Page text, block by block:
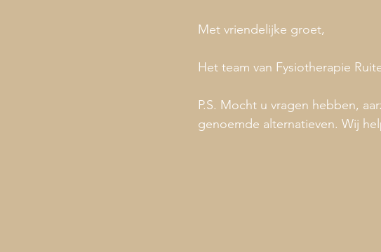
Met vriendelijke groet,
Het team van Fysiotherapie
P.S. Mocht u vragen hebben,
genoemde alternatieven. Wij